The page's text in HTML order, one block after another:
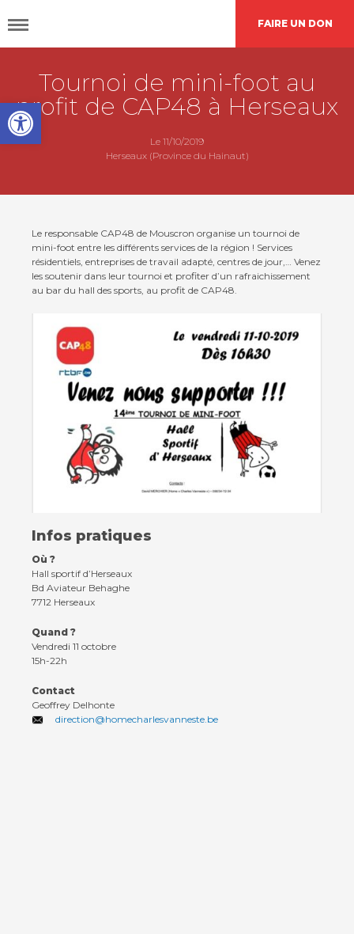
FAIRE UN DON
DÉCOUVRIR CAP48
AVEC NOUS
Demande de financement
L’agenda CAP48
Contact
Viva for Life
Tournoi de mini-foot au
profit de CAP48 à Herseaux
Le 11/10/2019
Herseaux (Province du Hainaut)
Le responsable CAP48 de Mouscron organise un tournoi de
mini-foot entre les différents services de la région ! Services
résidentiels, entreprises de travail adapté, centres de jour,… Venez
les soutenir dans leur tournoi et profiter d’un rafraichissement
au bar du hall des sports, au profit de CAP48.
Infos pratiques
Où ?
Hall sportif d’Herseaux
Bd Aviateur Behaghe
7712 Herseaux
Quand ?
Vendredi 11 octobre
15h-22h
Contact
Geoffrey Delhonte
direction@homecharlesvanneste.be
Open toolbar